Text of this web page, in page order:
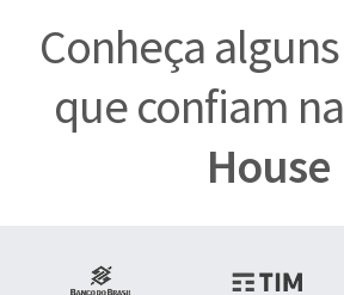
Conheça alguns
que confiam na
House